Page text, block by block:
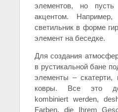
элементов, но
акцентом.
светильник в форме
элемент на беседке.
Для создания
в рустикальной бане
элементы – скатерти,
ковры. Все это
kombiniert werden,
Farben, die Ihrem